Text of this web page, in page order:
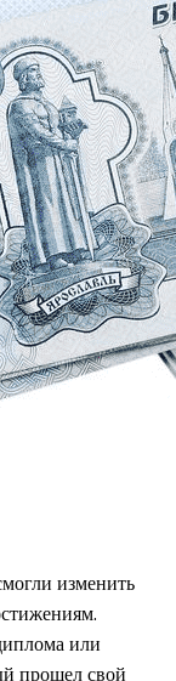
изменить
или
прошел свой